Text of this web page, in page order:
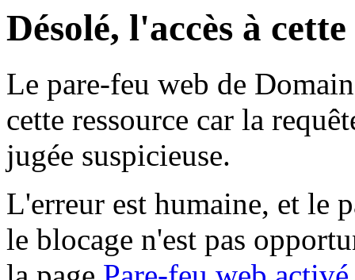
Désolé, l'accès à
Le pare-feu web de
cette ressource car la
jugée suspicieuse.
L'erreur est humaine, et le
le blocage n'est pas